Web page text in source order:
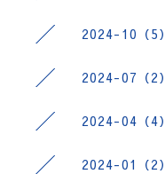
2024-10（5）
2024-07（2）
2024-04（4）
2024-01（2）